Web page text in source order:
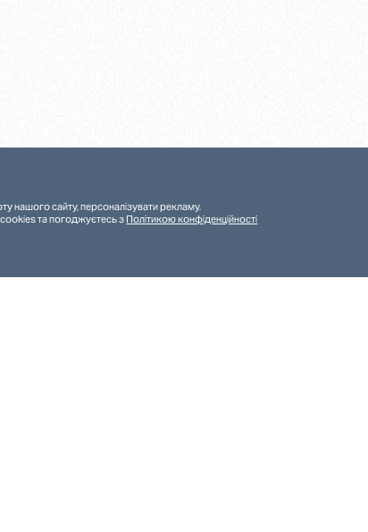
нашого сайту, персоналізувати рекламу.
та погоджуєтесь з Політикою конфіденційності